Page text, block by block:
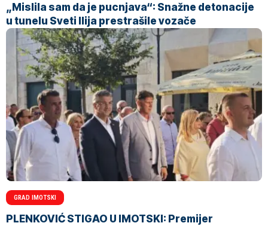
„Mislila sam da je pucnjava“: Snažne detonacije
u tunelu Sveti Ilija prestrašile vozače
GRAD IMOTSKI
PLENKOVIĆ STIGAO U IMOTSKI: Premijer